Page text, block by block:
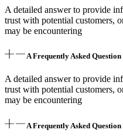
A detailed answer to provide
trust with potential customers,
may be encountering
A Frequently Asked
A detailed answer to provide
trust with potential customers,
may be encountering
A Frequently Asked